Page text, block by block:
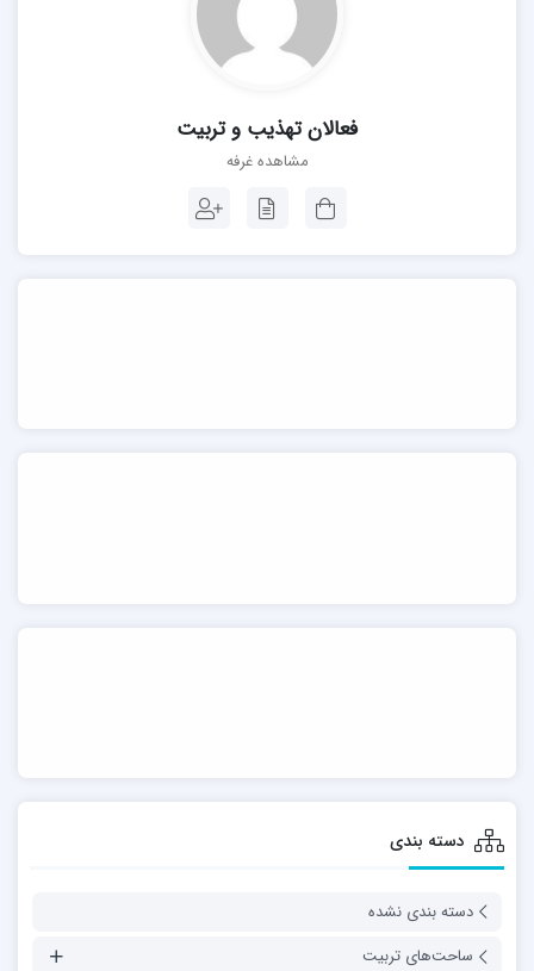
فعالان تهذیب و تربیت
مشاهده غرفه
دسته بندی
دسته بندی نشده
ساحت‌های تربیت